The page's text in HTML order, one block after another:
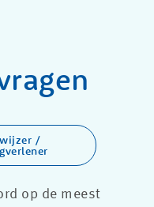
/
op de meest